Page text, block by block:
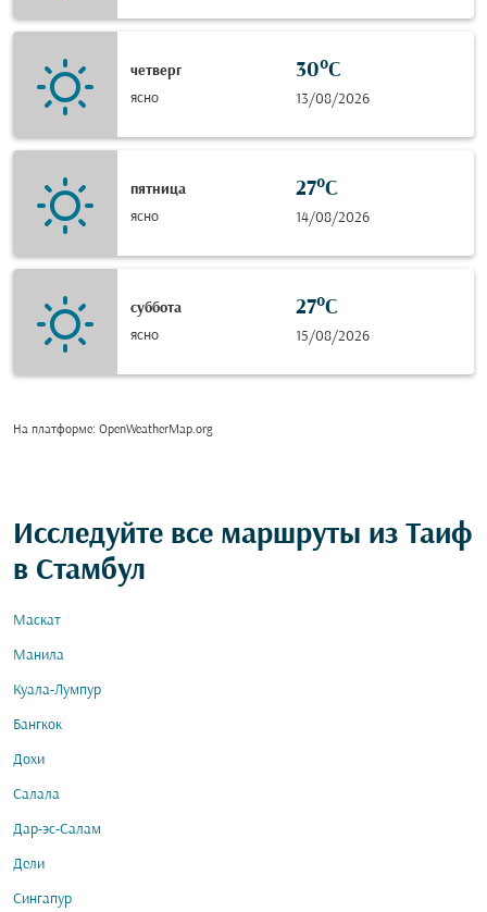
четверг
ясно
30°C
13/08/2026
пятница
ясно
27°C
14/08/2026
суббота
ясно
27°C
15/08/2026
На платформе: OpenWeatherMap.org
Исследуйте все маршруты из Таиф
в Стамбул
Маскат
Манила
Куала-Лумпур
Бангкок
Дохи
Салала
Дар-эс-Салам
Дели
Сингапур